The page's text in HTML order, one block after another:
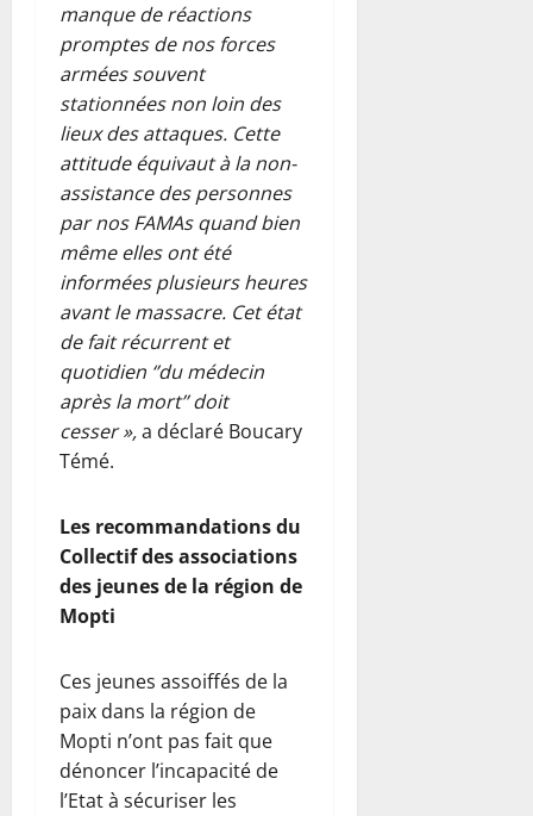
manque de réactions
promptes de nos forces
armées souvent
stationnées non loin des
lieux des attaques. Cette
attitude équivaut à la non-
assistance des personnes
par nos FAMAs quand bien
même elles ont été
informées plusieurs heures
avant le massacre. Cet état
de fait récurrent et
quotidien ‘’du médecin
après la mort’’ doit
cesser »,a déclaré Boucary
Témé.
Les recommandations du
Collectif des associations
des jeunes de la région de
Mopti
Ces jeunes assoiffés de la
paix dans la région de
Mopti n’ont pas fait que
dénoncer l’incapacité de
l’Etat à sécuriser les